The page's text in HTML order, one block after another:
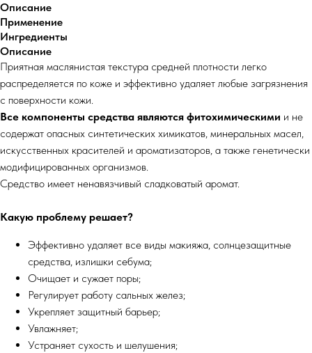
Описание
Применение
Ингредиенты
Описание
Приятная маслянистая текстура средней плотности легко
распределяется по коже и эффективно удаляет любые загрязнения
с поверхности кожи.
Все компоненты средства являются фитохимическими и не
содержат опасных синтетических химикатов, минеральных масел,
искусственных красителей и ароматизаторов, а также генетически
модифицированных организмов.
Средство имеет ненавязчивый сладковатый аромат.
Какую проблему решает?
Эффективно удаляет все виды макияжа, солнцезащитные
средства, излишки себума;
Очищает и сужает поры;
Регулирует работу сальных желез;
Укрепляет защитный барьер;
Увлажняет;
Устраняет сухость и шелушения;